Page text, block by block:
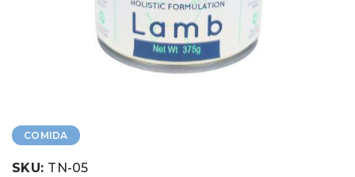
COMIDA
SKU: TN-05